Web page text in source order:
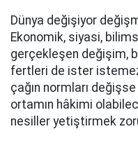
Dünya değişiyor
Ekonomik, siyasi,
gerçekleşen değişim,
fertleri de ister
çağın normları
ortamın hâkimi
nesiller yetiştirmek